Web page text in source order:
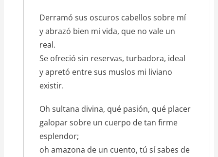
Derramó sus oscuros cabellos sobre mí
y abrazó bien mi vida, que no vale un
real.
Se ofreció sin reservas, turbadora, ideal
y apretó entre sus muslos mi liviano
existir.
Oh sultana divina, qué pasión, qué placer
galopar sobre un cuerpo de tan firme
esplendor;
oh amazona de un cuento, tú sí sabes de